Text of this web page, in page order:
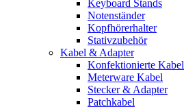
Keyboard Stands
Notenständer
Kopfhörerhalter
Stativzubehör
Kabel & Adapter
Konfektionierte Kabel
Meterware Kabel
Stecker & Adapter
Patchkabel